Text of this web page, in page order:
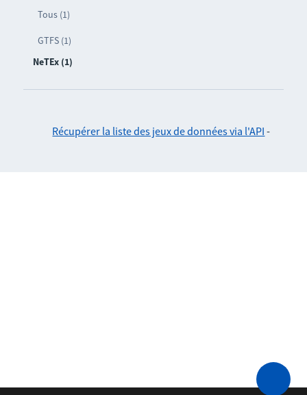
Tous (1)
GTFS (1)
NeTEx (1)
Récupérer la liste des jeux de données via l'API -